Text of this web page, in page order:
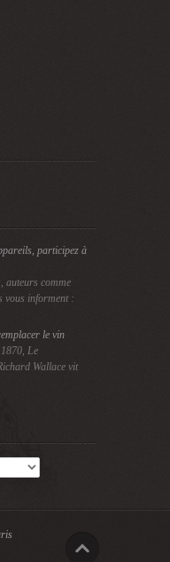
participez à
auteurs comme
vous informent :
le vin
Le
Wallace vit